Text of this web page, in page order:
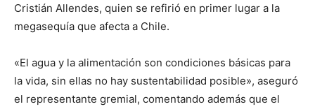
Cristián Allendes, quien se refirió en primer lugar a la
megasequía que afecta a Chile.
«El agua y la alimentación son condiciones básicas para
la vida, sin ellas no hay sustentabilidad posible», aseguró
el representante gremial, comentando además que el